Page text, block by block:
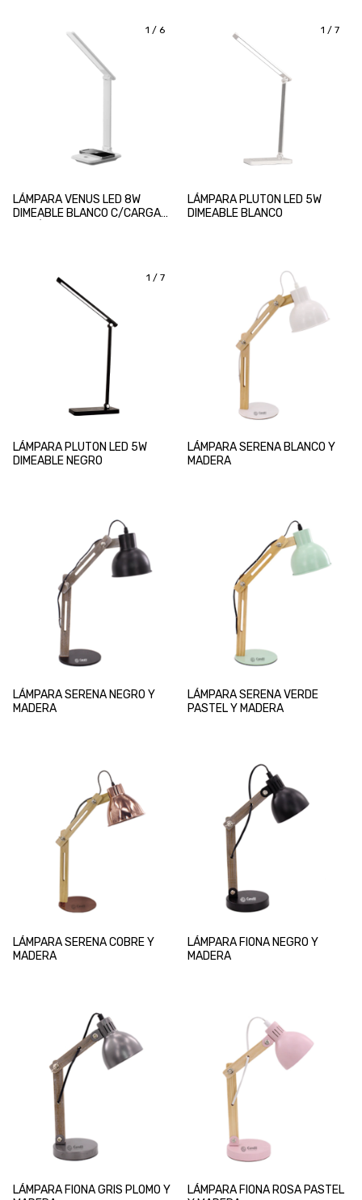
1 / 6
LÁMPARA VENUS LED 8W
DIMEABLE BLANCO C/CARGA
1 / 7
LÁMPARA PLUTON LED 5W
DIMEABLE BLANCO
1 / 7
LÁMPARA PLUTON LED 5W
DIMEABLE NEGRO
LÁMPARA SERENA BLANCO Y
MADERA
LÁMPARA SERENA NEGRO Y
MADERA
LÁMPARA SERENA VERDE
PASTEL Y MADERA
LÁMPARA SERENA COBRE Y
MADERA
LÁMPARA FIONA NEGRO Y
MADERA
LÁMPARA FIONA GRIS PLOMO Y
LÁMPARA FIONA ROSA PASTEL